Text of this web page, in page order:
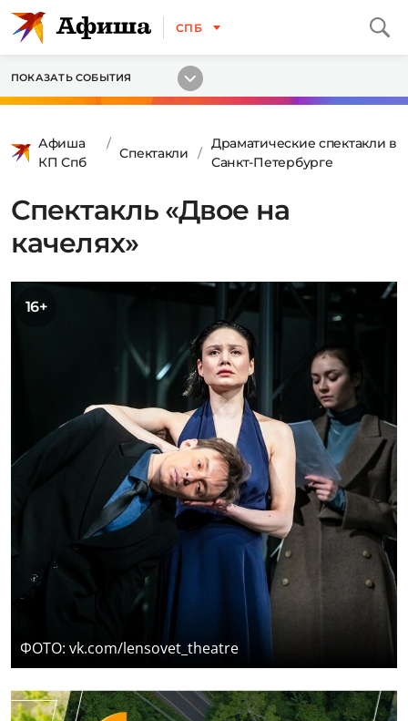
СПБ
ПОКАЗАТЬ СОБЫТИЯ
Афиша
КП Спб
Спектакли
Драматические спектакли в
Санкт-Петербурге
Спектакль «Двое на
качелях»
16+
ФОТО: vk.com/lensovet_theatre